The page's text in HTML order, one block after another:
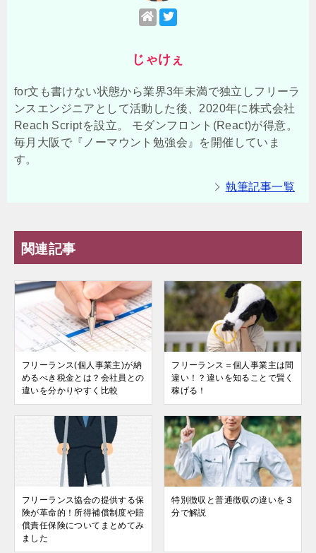
じゃけぇ
for文も書けない状態から業界3年未満で独立しフリーラ
ンスエンジニアとして活動した後、2020年に株式会社
Reach Scriptを設立。 モダンフロント(React)が得意。
毎月大阪で『ノーマウント勉強会』を開催していま
す。
執筆記事一覧
関連記事
フリーランス(個人事業主)が納
めるべき税金とは？会社員との
違いを分かりやすく比較
フリーランス＝個人事業主は間
違い！？違いを知ることで賢く
稼げる！
フリーランス協会の提供する保
険が革命的！所得補償制度や賠
償責任保険についてまとめてみ
ました
特別徴収と普通徴収の違いを３
分で解説